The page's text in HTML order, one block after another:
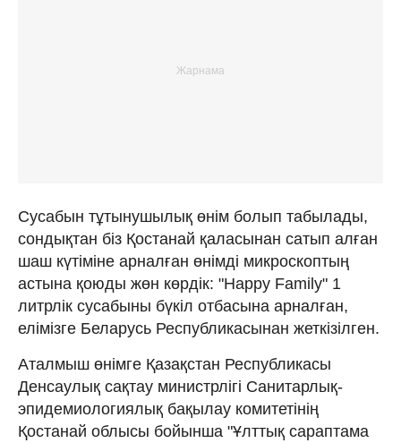
Сусабын тұтынушылық өнім болып табылады,
сондықтан біз Қостанай қаласынан сатып алған
шаш күтіміне арналған өнімді микроскоптың
астына қоюды жөн көрдік: "Happy Family" 1
литрлік сусабыны бүкіл отбасына арналған,
елімізге Беларусь Республикасынан жеткізілген.
Аталмыш өнімге Қазақстан Республикасы
Денсаулық сақтау министрлігі Санитарлық-
эпидемиологиялық бақылау комитетінің
Қостанай облысы бойынша "Ұлттық сараптама